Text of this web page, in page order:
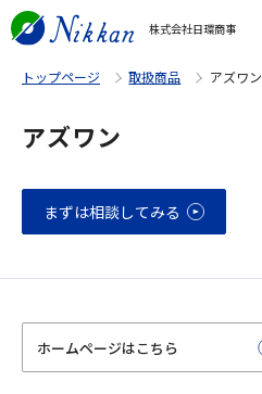
株式会社日環商事
トップページ 取扱商品 アズワン
アズワン
まずは相談してみる
ホームページはこちら